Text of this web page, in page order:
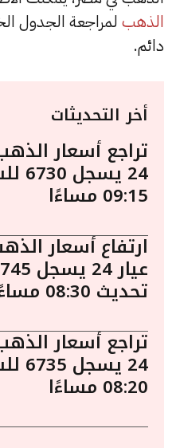
الذهب لمراجعة الجدول
دائم.
أخر التحديثات
تراجع أسعار
24
09:15 مساءًا
ارتفاع أسعار
تحديث 08:30 مساءًا
تراجع أسعار
24
08:20 مساءًا